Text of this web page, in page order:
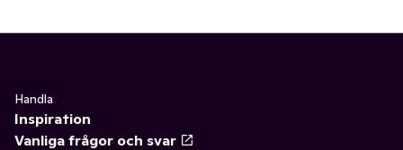
Handla
Inspiration
Vanliga frågor och svar